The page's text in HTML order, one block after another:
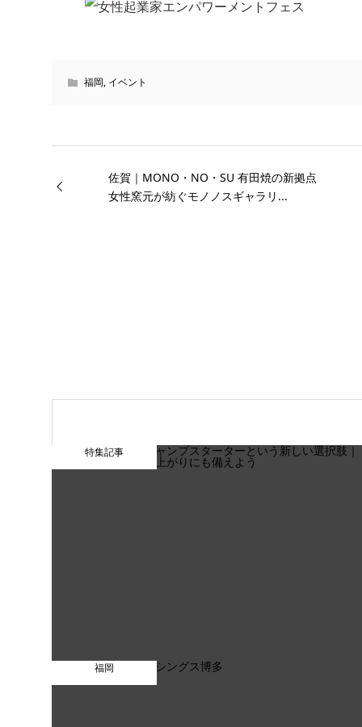
福岡, イベント
佐賀｜MONO・NO・SU 有田焼の新拠点
女性窯元が紡ぐモノノスギャラリ...
特集記事
福岡